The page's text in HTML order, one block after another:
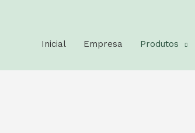
Inicial Empresa Produtos